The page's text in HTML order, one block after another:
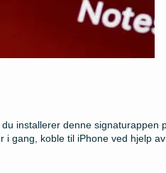
installerer denne signaturappen
gang, koble til iPhone ved hjelp